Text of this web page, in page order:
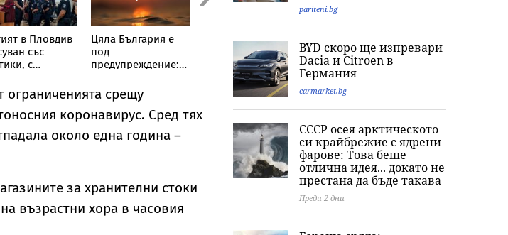
в Пловдив
със
с
с цигари
Цяла България е
под
предупреждение:
оранжев код за
екстремни жеги в
21 области в събота
Повече от час
жесток побой:
Какво разкри
прокуратурата за
убийството на
млн. евро: Нови
разкрития за
нелегалната
лаборатория в
проверки на
ограниченията срещу
коронавирус. Сред тях
около една година –
за хранителни стоки
възрастни хора в часовия
pariteni.bg
BYD скоро ще изпревари
Dacia и Citroеn в
Германия
carmarket.bg
СССР осея арктическото
си крайбрежие с ядрени
фарове: Това беше
отлична идея... докато не
престана да бъде такава
Преди 2 дни